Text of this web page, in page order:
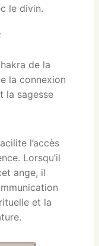
le divin.
de la
la connexion
la sagesse
l’accès
Lorsqu’il
ange, il
et la